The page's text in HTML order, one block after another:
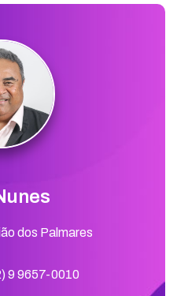
dos Palmares
9 9657-0010